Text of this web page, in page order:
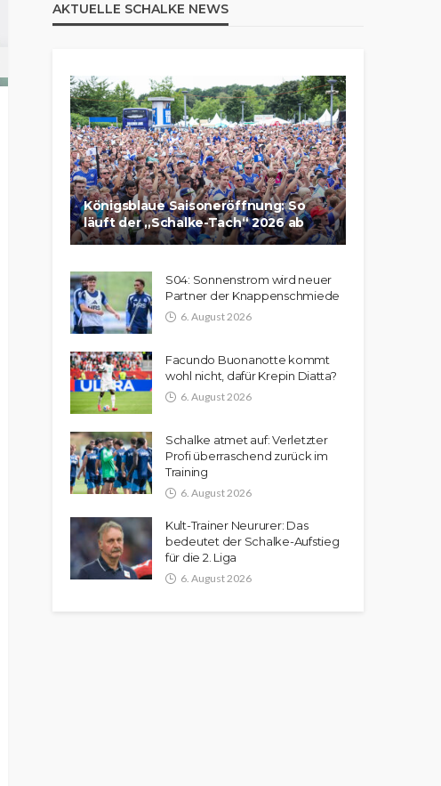
AKTUELLE SCHALKE NEWS
Königsblaue Saisoneröffnung: So
läuft der „Schalke-Tach“ 2026 ab
S04: Sonnenstrom wird neuer
Partner der Knappenschmiede
6. August 2026
Facundo Buonanotte kommt
wohl nicht, dafür Krepin Diatta?
6. August 2026
Schalke atmet auf: Verletzter
Profi überraschend zurück im
Training
6. August 2026
Kult-Trainer Neururer: Das
bedeutet der Schalke-Aufstieg
für die 2. Liga
6. August 2026